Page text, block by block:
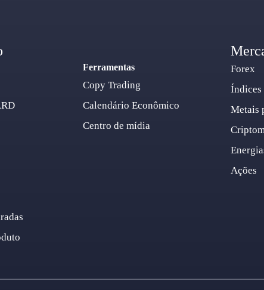
Ferramentas
Copy Trading
Calendário Econômico
Centro de mídia
Forex
Índices
Metais
Ações